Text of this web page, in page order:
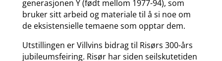
generasjonen Y (født mellom 1977-94), som
bruker sitt arbeid og materiale til å si noe om
de eksistensielle temaene som opptar dem.
Utstillingen er Villvins bidrag til Risørs 300-års
jubileumsfeiring. Risør har siden seilskutetiden